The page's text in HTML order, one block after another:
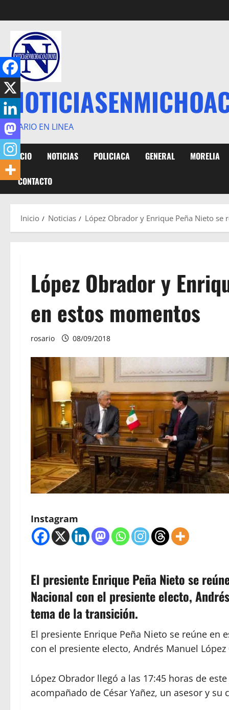
al
contenido
DIARIO EN LINEA
INICIO NOTICIAS POLICIACA GENERAL MORELIA
CONTACTO
Inicio Noticias López Obrador y Enrique Peña Nieto se
López Obrador y
en estos momentos
rosario 08/09/2018
Instagram
El presiente Enrique Peña Nieto se
Nacional con el presiente electo,
tema de la transición.
El presiente Enrique Peña Nieto se reúne en
con el presiente electo, Andrés Manuel
López Obrador llegó a las 17:45 horas de
acompañado de César Yañez, un asesor y su